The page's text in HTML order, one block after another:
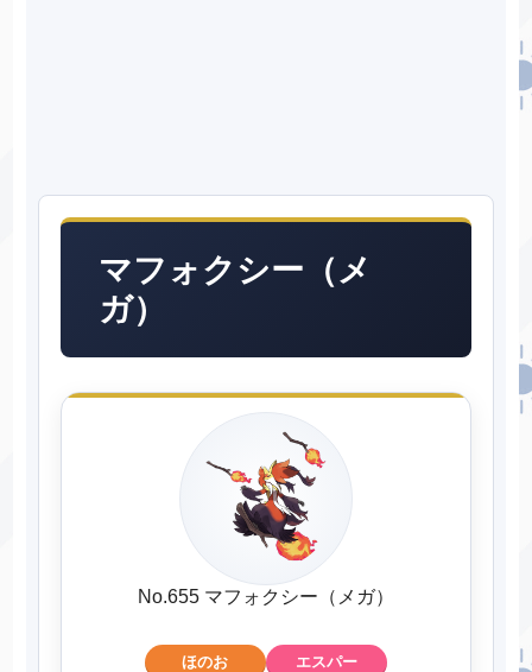
マフォクシー（メ
ガ）
No.655 マフォクシー（メガ）
ほのお エスパー